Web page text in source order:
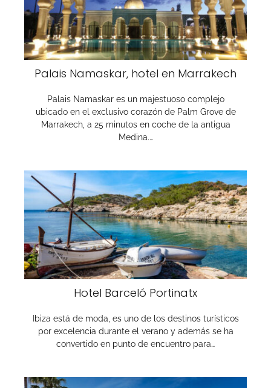
Palais Namaskar, hotel en Marrakech
Palais Namaskar es un majestuoso complejo
ubicado en el exclusivo corazón de Palm Grove de
Marrakech, a 25 minutos en coche de la antigua
Medina.…
Hotel Barceló Portinatx
Ibiza está de moda, es uno de los destinos turísticos
por excelencia durante el verano y además se ha
convertido en punto de encuentro para…